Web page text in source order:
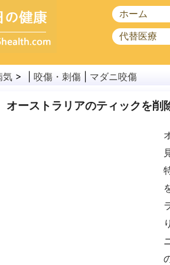
ホーム
代替医療
気 > | 咬傷・刺傷 マダニ咬傷
オーストラリアのティックを削